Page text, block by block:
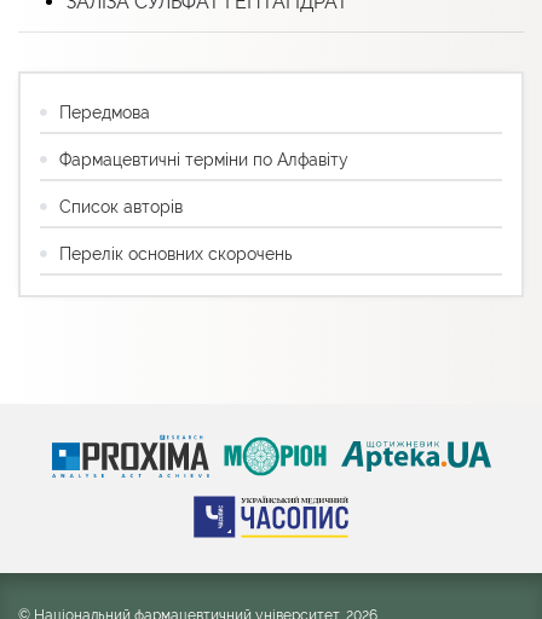
Передмова
Фармацевтичні терміни по Алфавіту
Список авторів
Перелік основних скорочень
© Національний фармацевтичний університет, 2026